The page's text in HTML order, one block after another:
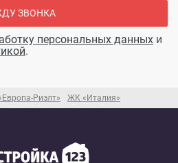
Риэлт» ЖК «Италия»
ЗВОНКА
персональных данных и
.